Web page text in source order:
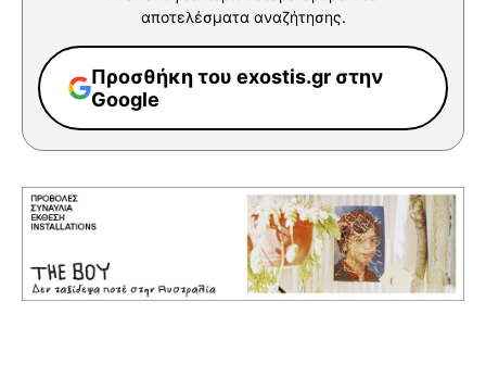
αποτελέσματα αναζήτησης.
Προσθήκη του exostis.gr στην
Google